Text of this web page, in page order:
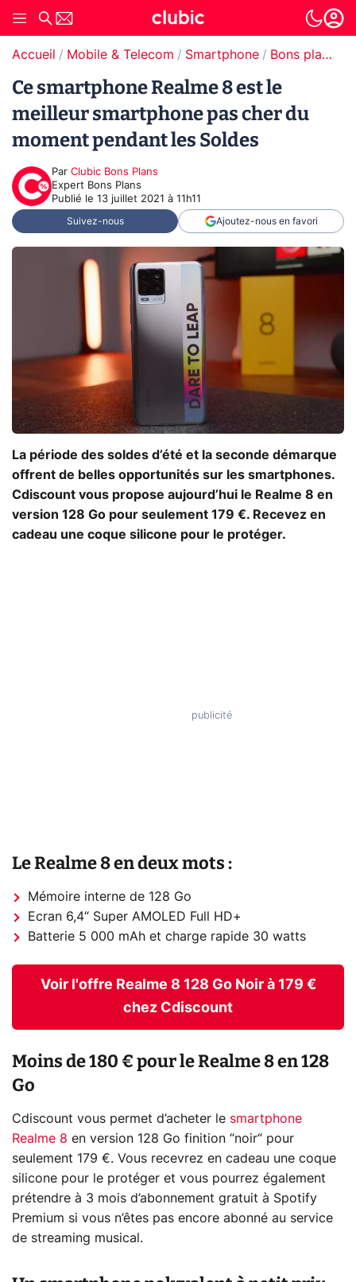
Accueil Mobile & Telecom Smartphone Bons plans Smartphones
Ce smartphone Realme 8 est le
meilleur smartphone pas cher du
moment pendant les Soldes
Par Clubic Bons Plans
Expert Bons Plans
Publié le 13 juillet 2021 à 11h11
Suivez-nous Ajoutez-nous en favori
La période des soldes d’été et la seconde démarque
offrent de belles opportunités sur les smartphones.
Cdiscount vous propose aujourd’hui le Realme 8 en
version 128 Go pour seulement 179 €. Recevez en
cadeau une coque silicone pour le protéger.
Le Realme 8 en deux mots :
Mémoire interne de 128 Go
Ecran 6,4“ Super AMOLED Full HD+
Batterie 5 000 mAh et charge rapide 30 watts
Voir l'offre Realme 8 128 Go Noir à 179 €
chez Cdiscount
Moins de 180 € pour le Realme 8 en 128
Go
Cdiscount vous permet d’acheter le smartphone
Realme 8 en version 128 Go finition “noir“ pour
seulement 179 €. Vous recevrez en cadeau une coque
silicone pour le protéger et vous pourrez également
prétendre à 3 mois d’abonnement gratuit à Spotify
Premium si vous n’êtes pas encore abonné au service
de streaming musical.